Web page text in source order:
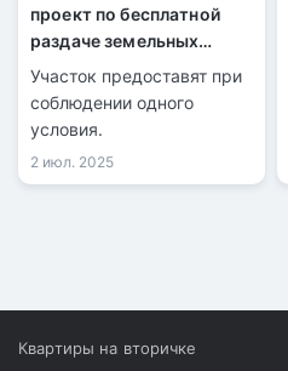
проект по бесплатной
раздаче земельных
участков
Участок предоставят при
соблюдении одного
условия.
2 июл. 2025
Квартиры на вторичке